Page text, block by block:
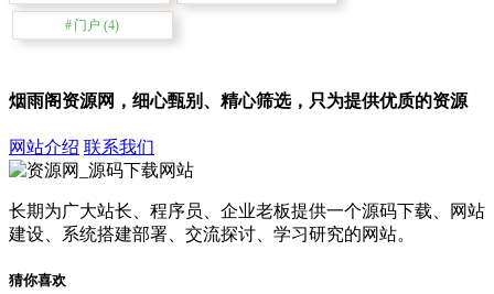
门户 (4)
烟雨阁资源网，细心甄别、精心筛选，只为提供优质的资源
网站介绍 联系我们
长期为广大站长、程序员、企业老板提供一个源码下载、网站
建设、系统搭建部署、交流探讨、学习研究的网站。
猜你喜欢